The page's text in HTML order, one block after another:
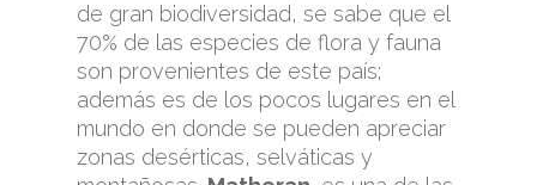
de gran biodiversidad, se sabe que el
70% de las especies de flora y fauna
son provenientes de este país;
además es de los pocos lugares en el
mundo en donde se pueden apreciar
zonas desérticas, selváticas y